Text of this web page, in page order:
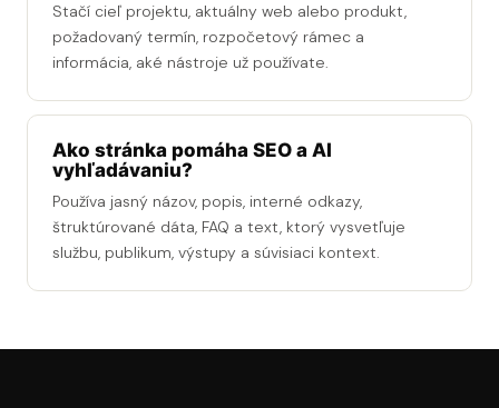
Stačí cieľ projektu, aktuálny web alebo produkt,
požadovaný termín, rozpočetový rámec a
informácia, aké nástroje už používate.
Ako stránka pomáha SEO a AI
vyhľadávaniu?
Používa jasný názov, popis, interné odkazy,
štruktúrované dáta, FAQ a text, ktorý vysvetľuje
službu, publikum, výstupy a súvisiaci kontext.